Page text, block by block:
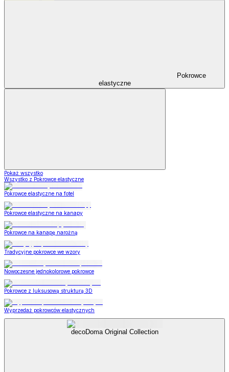
Pokrowce
elastyczne
Pokaż wszystko
Wszystko z Pokrowce elastyczne
Pokrowce elastyczne na fotel
Pokrowce elastyczne na kanapy
Pokrowce na kanapę narożną
Tradycyjne pokrowce we wzory
Nowoczesne jednokolorowe pokrowce
Pokrowce z luksusową strukturą 3D
Wyprzedaż pokrowców elastycznych
decoDoma Original Collection